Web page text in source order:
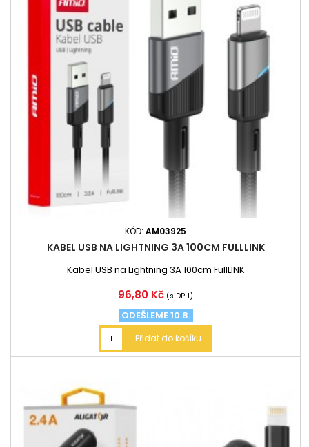
KÓD: AM03925
KABEL USB NA LIGHTNING 3A 100CM FULLLINK
Kabel USB na Lightning 3A 100cm FullLINK
Cena
96,80 Kč (s DPH)
ODEŠLEME 10.8.
Přidat do košíku